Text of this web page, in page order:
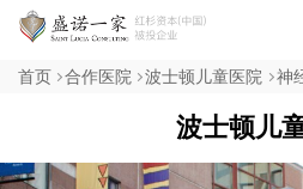
首页 合作医院 波士顿儿童医院 神
波士顿儿